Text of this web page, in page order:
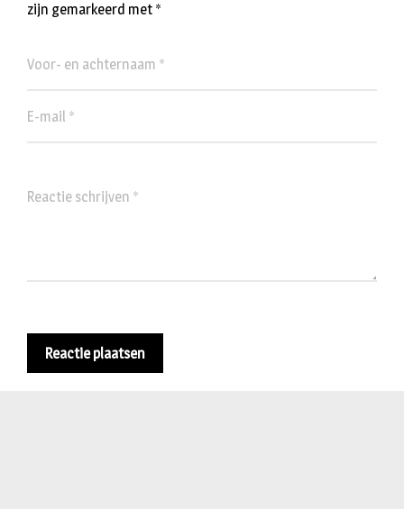
zijn gemarkeerd met *